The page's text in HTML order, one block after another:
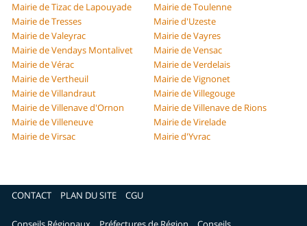
Mairie de Tizac de Lapouyade
Mairie de Toulenne
Mairie de Tresses
Mairie d'Uzeste
Mairie de Valeyrac
Mairie de Vayres
Mairie de Vendays Montalivet
Mairie de Vensac
Mairie de Vérac
Mairie de Verdelais
Mairie de Vertheuil
Mairie de Vignonet
Mairie de Villandraut
Mairie de Villegouge
Mairie de Villenave d'Ornon
Mairie de Villenave de Rions
Mairie de Villeneuve
Mairie de Virelade
Mairie de Virsac
Mairie d'Yvrac
CONTACT PLAN DU SITE CGU